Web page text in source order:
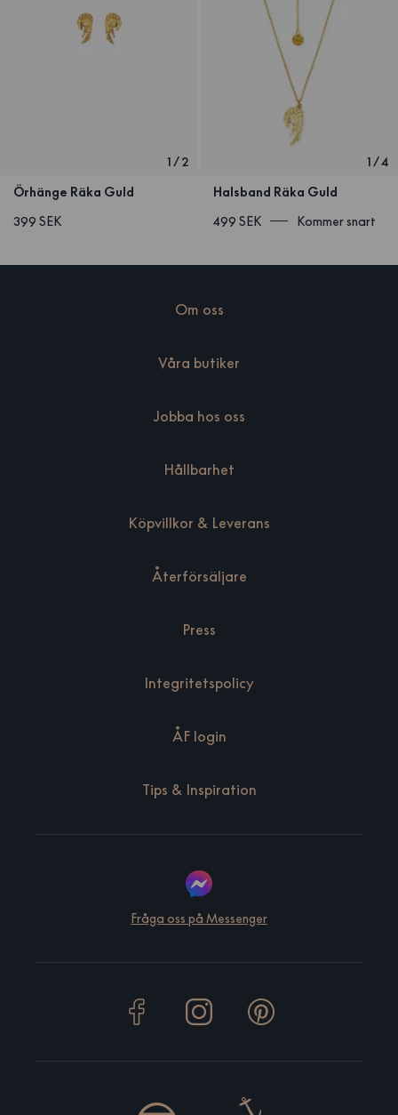
1/2
Örhänge Räka Guld
399 SEK
1/4
Halsband Räka Guld
499 SEK
Kommer snart
Om oss
Våra butiker
Jobba hos oss
Hållbarhet
Köpvillkor & Leverans
Återförsäljare
Press
Integritetspolicy
ÅF login
Tips & Inspiration
Fråga oss på Messenger